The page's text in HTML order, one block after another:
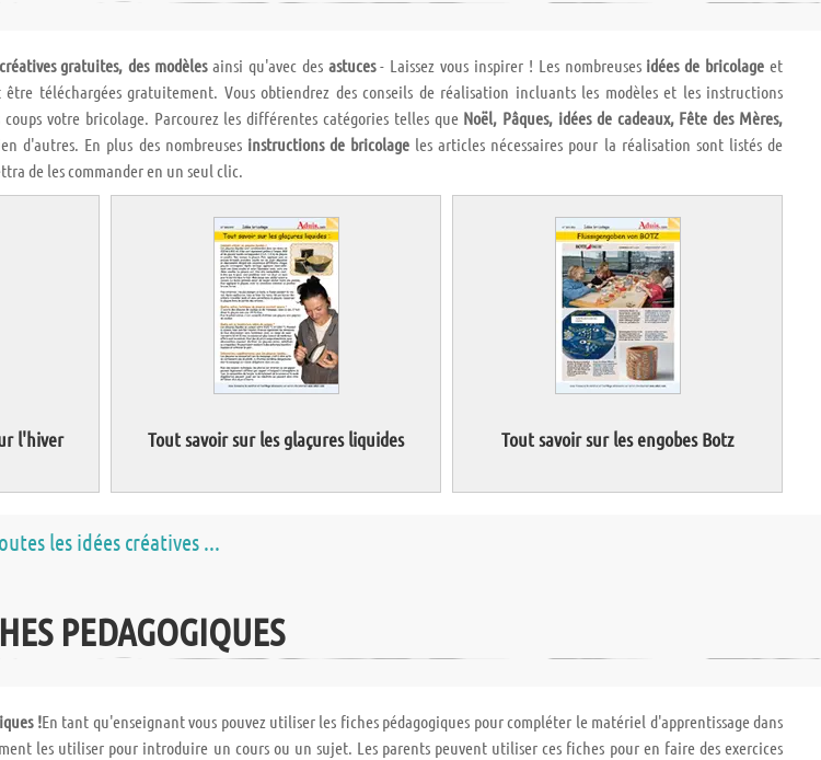
gratuites, des modèlesainsi qu'avec des astuces- Laissez vous inspirer ! Les nombreuses idées de bricolage et
être téléchargées gratuitement. Vous obtiendrez des conseils de réalisation incluants les modèles et les instructions
votre bricolage. Parcourez les différentes catégories telles que Noël, Pâques, idées de cadeaux, Fête des Mères,
d'autres. En plus des nombreuses instructions de bricolage les articles nécessaires pour la réalisation sont listés de
de les commander en un seul clic.
l'hiver Tout savoir sur les glaçures liquides Tout savoir sur les engobes Botz
les idées créatives ...
PEDAGOGIQUES
!En tant qu'enseignant vous pouvez utiliser les fiches pédagogiques pour compléter le matériel d'apprentissage dans
les utiliser pour introduire un cours ou un sujet. Les parents peuvent utiliser ces fiches pour en faire des exercices